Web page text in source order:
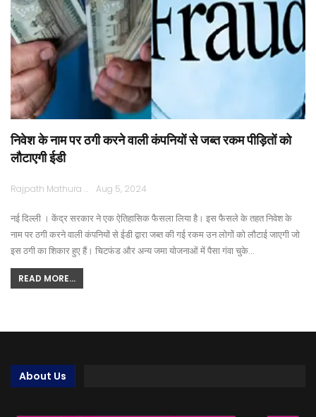
निवेश के नाम पर ठगी करने वाली कंपनियों से जब्त रकम पीड़ितों को
लौटाएगी ईडी
Rajpath Mathura Aug 5, 2024
नई दिल्ली । केंद्र सरकार ने एक ऐतिहासिक फैसला लिया है। इस फैसले के तहत निवेश के
नाम पर ठगी करने वाली कंपनियों से ईडी द्वारा जब्त की गई रकम उन लोगों को लौटाई जाएगी जो
इस ठगी का शिकार हुए हैं। चिटफंड और अन्य जमा योजनाओं में पैसा गंवा चुके…
READ MORE...
About Us